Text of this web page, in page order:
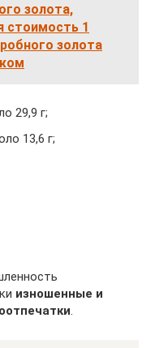
золота,
стоимость 1
золота
29,9 г;
13,6 г;
изношенные и
.